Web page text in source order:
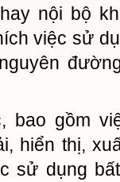
nội bộ
việc sử
bao gồm
hiển thị,
sử dụng